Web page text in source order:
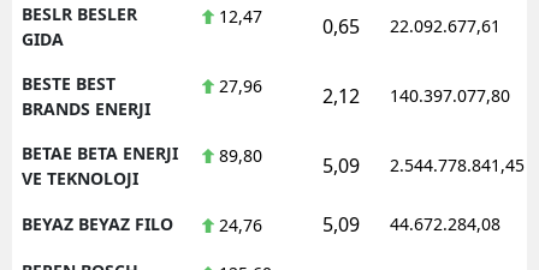
BESLR BESLER
GIDA
12,47 0,65 22.092.677,61
BESTE BEST
BRANDS ENERJI
27,96 2,12 140.397.077,80
BETAE BETA ENERJI
VE TEKNOLOJI
89,80 5,09 2.544.778.841,45
BEYAZ BEYAZ FILO 24,76 5,09 44.672.284,08